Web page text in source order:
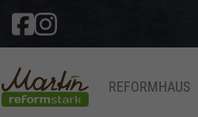
REFORMHAUS